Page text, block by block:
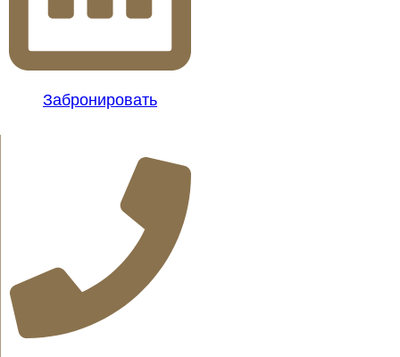
Забронировать